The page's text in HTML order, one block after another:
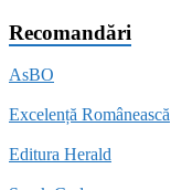
Recomandări
AsBO
Excelență Românească
Editura Herald